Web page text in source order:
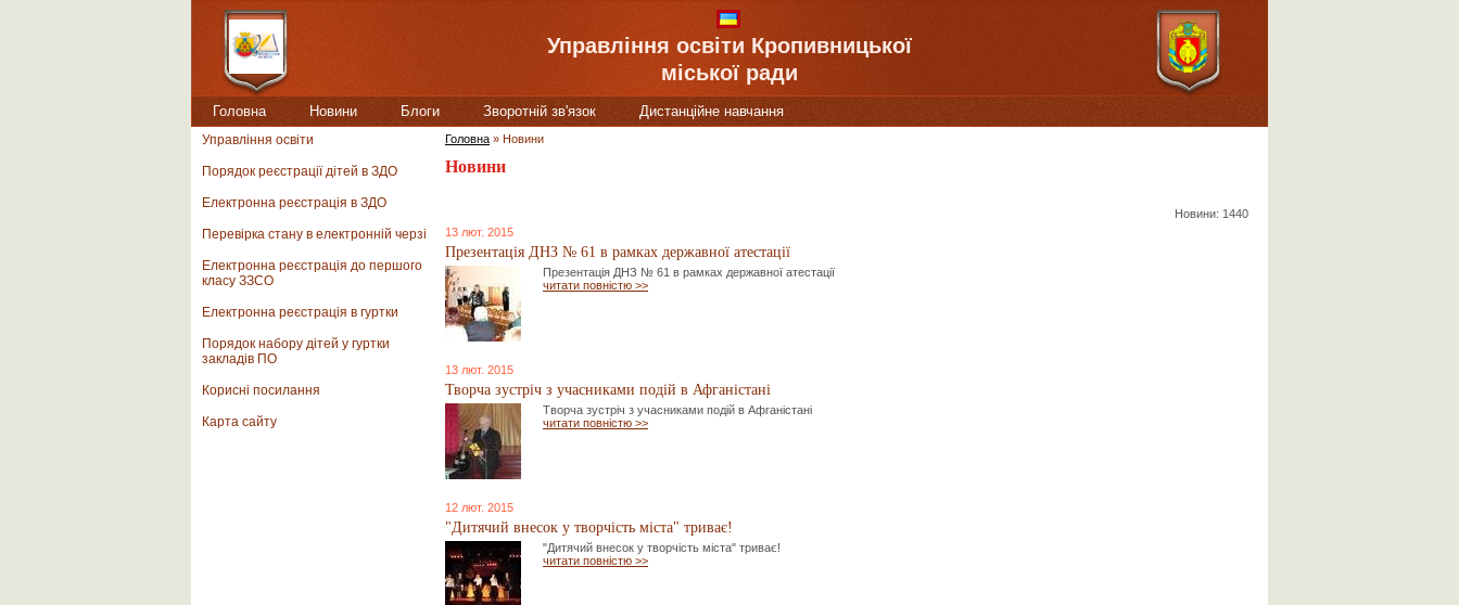
Управління освіти Кропивницької
міської ради
Головна Новини Блоги Зворотній зв'язок Дистанційне навчання
Управління освіти
Порядок реєстрації дітей в ЗДО
Електронна реєстрація в ЗДО
Перевірка стану в електронній черзі
Електронна реєстрація до першого
класу ЗЗСО
Електронна реєстрація в гуртки
Порядок набору дітей у гуртки
закладів ПО
Корисні посилання
Карта сайту
Головна » Новини
Новини
Новини: 1440
13 лют. 2015
Презентація ДНЗ № 61 в рамках державної атестації
Презентація ДНЗ № 61 в рамках державної атестації
читати повністю >>
13 лют. 2015
Творча зустріч з учасниками подій в Афганістані
Творча зустріч з учасниками подій в Афганістані
читати повністю >>
12 лют. 2015
"Дитячий внесок у творчість міста" триває!
"Дитячий внесок у творчість міста" триває!
читати повністю >>